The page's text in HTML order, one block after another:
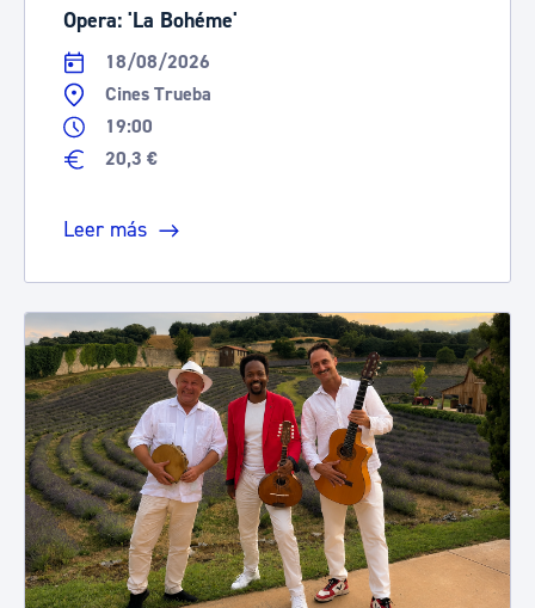
Opera: 'La Bohéme'
18/08/2026
Cines Trueba
19:00
20,3 €
Leer más